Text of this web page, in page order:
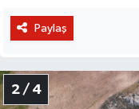
Paylaş
2 / 4